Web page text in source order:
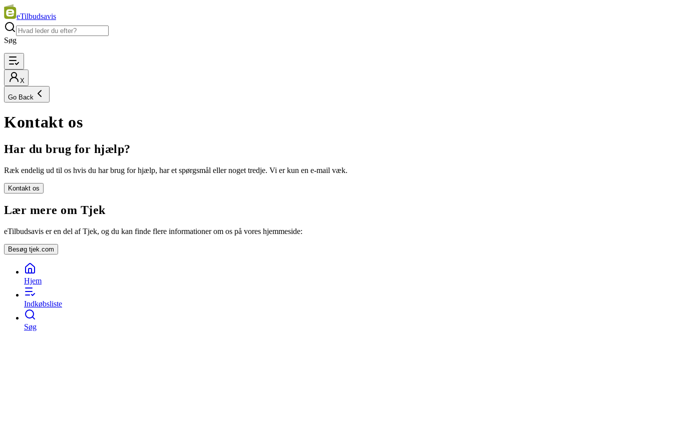
eTilbudsavis
Søg
X
Go Back
Kontakt os
Har du brug for hjælp?
Ræk endelig ud til os hvis du har brug for hjælp, har et spørgsmål eller noget tredje. Vi er kun en e-mail væk.
Kontakt os
Lær mere om Tjek
eTilbudsavis er en del af Tjek, og du kan finde flere informationer om os på vores hjemmeside:
Besøg tjek.com
Hjem
Indkøbsliste
Søg